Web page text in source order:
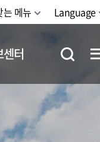
는 메뉴 Language
센터